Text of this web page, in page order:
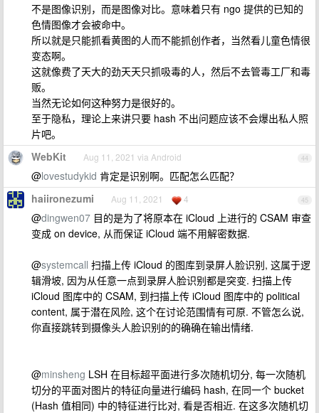
不是图像识别，而是图像对比。意味着只有 ngo 提供的已知的
色情图像才会被命中。
所以就是只能抓看黄图的人而不能抓创作者，当然看儿童色情很
变态啊。
这就像费了天大的劲天天只抓吸毒的人，然后不去管毒工厂和毒
贩。
当然无论如何这种努力是很好的。
至于隐私，理论上来讲只要 hash 不出问题应该不会爆出私人照
片吧。
44
WebKit Aug 11, 2021 via Android
@lovestudykid 肯定是识别啊。匹配怎么匹配？
45
haiironezumi Aug 11, 2021 4
@dingwen07 目的是为了将原本在 iCloud 上进行的 CSAM 审查
变成 on device, 从而保证 iCloud 端不用解密数据.
@systemcall 扫描上传 iCloud 的图库到录屏人脸识别, 这属于逻
辑滑坡, 因为从任意一点到录屏人脸识别都是突变. 扫描上传
iCloud 图库中的 CSAM, 到扫描上传 iCloud 图库中的 political
content, 属于潜在风险, 这个在讨论范围情有可原. 不管怎么说,
你直接跳转到摄像头人脸识别的的确确在输出情绪.
@minsheng LSH 在目标超平面进行多次随机切分, 每一次随机
切分的平面对图片的特征向量进行编码 hash, 在同一个 bucket
(Hash 值相同) 中的特征进行比对, 看是否相近. 在这多次随机切